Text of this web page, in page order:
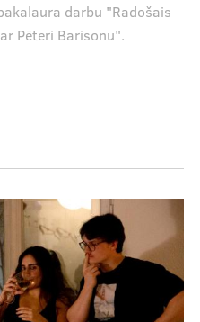
darbu "Radošais
Pēteri Barisonu".